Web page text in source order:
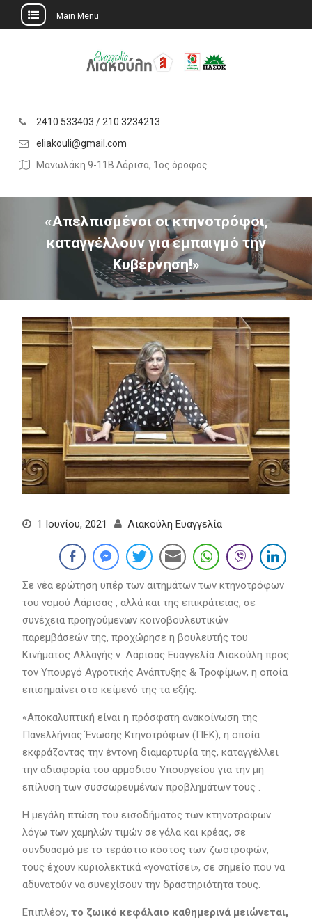
Main Menu
2410 533403 / 210 3234213
eliakouli@gmail.com
Μανωλάκη 9-11Β Λάρισα, 1ος όροφος
«Απελπισμένοι οι κτηνοτρόφοι,
καταγγέλλουν για εμπαιγμό την
Κυβέρνηση!»
1 Ιουνίου, 2021 Λιακούλη Ευαγγελία
Σε νέα ερώτηση υπέρ των αιτημάτων των κτηνοτρόφων
του νομού Λάρισας , αλλά και της επικράτειας, σε
συνέχεια προηγούμενων κοινοβουλευτικών
παρεμβάσεών της, προχώρησε η βουλευτής του
Κινήματος Αλλαγής ν. Λάρισας Ευαγγελία Λιακούλη προς
τον Υπουργό Αγροτικής Ανάπτυξης & Τροφίμων, η οποία
επισημαίνει στο κείμενό της τα εξής:
«Αποκαλυπτική είναι η πρόσφατη ανακοίνωση της
Πανελλήνιας Ένωσης Κτηνοτρόφων (ΠΕΚ), η οποία
εκφράζοντας την έντονη διαμαρτυρία της, καταγγέλλει
την αδιαφορία του αρμόδιου Υπουργείου για την μη
επίλυση των συσσωρευμένων προβλημάτων τους .
Η μεγάλη πτώση του εισοδήματος των κτηνοτρόφων
λόγω των χαμηλών τιμών σε γάλα και κρέας, σε
συνδυασμό με το τεράστιο κόστος των ζωοτροφών,
τους έχουν κυριολεκτικά «γονατίσει», σε σημείο που να
αδυνατούν να συνεχίσουν την δραστηριότητα τους.
Επιπλέον, το ζωικό κεφάλαιο καθημερινά μειώνεται,